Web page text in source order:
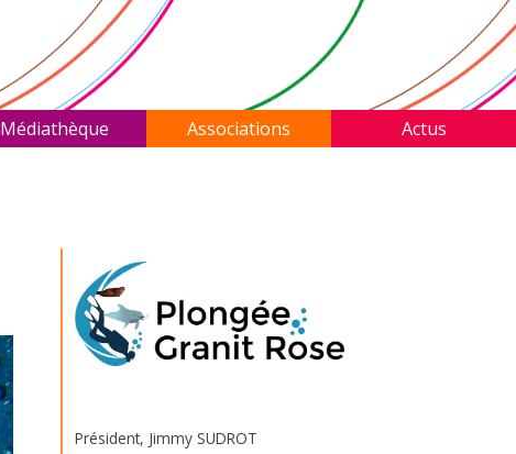
Médiathèque Associations Actus
Président, Jimmy SUDROT